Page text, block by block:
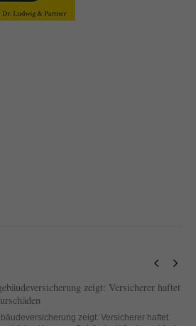
zeigt: Versicherer haftet
zeigt: Versicherer haftet